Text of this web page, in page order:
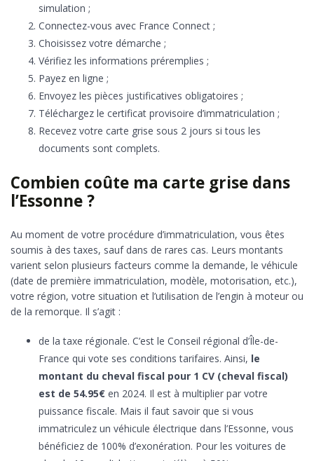
simulation ;
Connectez-vous avec France Connect ;
Choisissez votre démarche ;
Vérifiez les informations préremplies ;
Payez en ligne ;
Envoyez les pièces justificatives obligatoires ;
Téléchargez le certificat provisoire d’immatriculation ;
Recevez votre carte grise sous 2 jours si tous les
documents sont complets.
Combien coûte ma carte grise dans
l’Essonne ?
Au moment de votre procédure d’immatriculation, vous êtes
soumis à des taxes, sauf dans de rares cas. Leurs montants
varient selon plusieurs facteurs comme la demande, le véhicule
(date de première immatriculation, modèle, motorisation, etc.),
votre région, votre situation et l’utilisation de l’engin à moteur ou
de la remorque. Il s’agit :
de la taxe régionale. C’est le Conseil régional d’Île-de-
France qui vote ses conditions tarifaires. Ainsi, le
montant du cheval fiscal pour 1 CV (cheval fiscal)
est de 54.95€ en 2024. Il est à multiplier par votre
puissance fiscale. Mais il faut savoir que si vous
immatriculez un véhicule électrique dans l’Essonne, vous
bénéficiez de 100% d’exonération. Pour les voitures de